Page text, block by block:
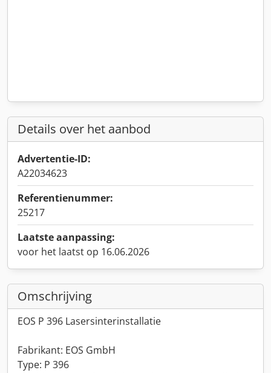
Details over het aanbod
Advertentie-ID:
A22034623
Referentienummer:
25217
Laatste aanpassing:
voor het laatst op 16.06.2026
Omschrijving
EOS P 396 Lasersinterinstallatie
Fabrikant: EOS GmbH
Type: P 396